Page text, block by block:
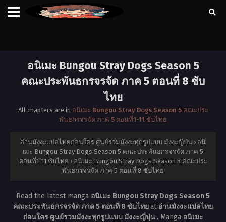
อนิเมะ Bungou Stray Dogs Season 5
คณะประพันธกรจรจัด ภาค 5 ตอนที่ 8 ซับ
ไทย
All chapters are in อนิเมะ Bungou Stray Dogs Season 5 คณะประ
พันธกรจรจัด ภาค 5 ตอนที่1-11 ซับไทย
อ่านมังงะแปลไทยก่อนใคร ศูนย์รวมมังงะทุกรูปแบบ มังงะญี่ปุ่น › อนิ
เมะ Bungou Stray Dogs Season 5 คณะประพันธกรจรจัด ภาค 5
ตอนที่1-11 ซับไทย › อนิเมะ Bungou Stray Dogs Season 5 คณะประ
พันธกรจรจัด ภาค 5 ตอนที่ 8 ซับไทย
Read the latest manga อนิเมะ Bungou Stray Dogs Season 5
คณะประพันธกรจรจัด ภาค 5 ตอนที่ 8 ซับไทยat อ่านมังงะแปลไทย
ก่อนใคร ศูนย์รวมมังงะทุกรูปแบบ มังงะญี่ปุ่น . Manga อนิเมะ